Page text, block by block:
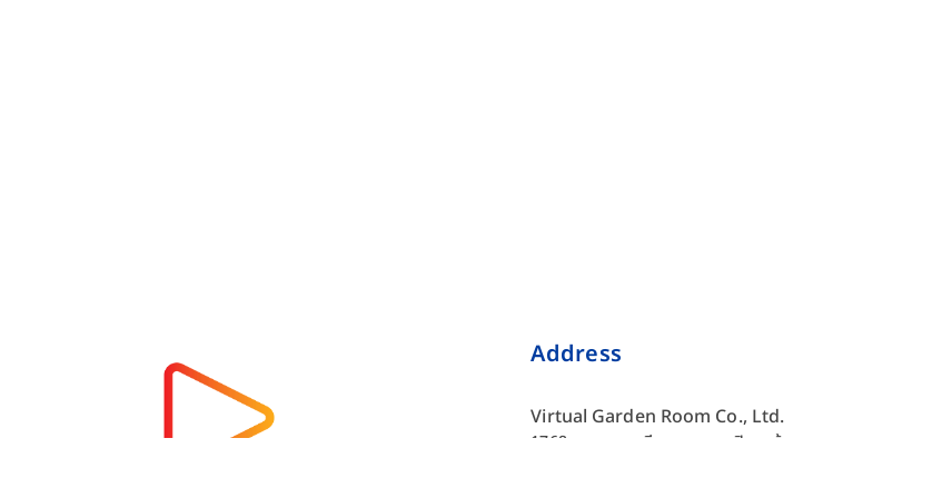
Address
Virtual Garden Room Co., Ltd.
1768 ถนนเพชรบุรี แขวงบางกะปิ เขตห้วยขวาง กรุงเทพมหานคร